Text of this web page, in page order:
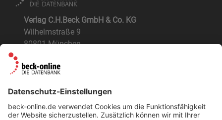
Verlag C.H.Beck GmbH & Co. KG
Wilhelmstraße 9
80801 München
Der Verlag
Nachhaltigkeit
NÜTZLICHES
FAQs